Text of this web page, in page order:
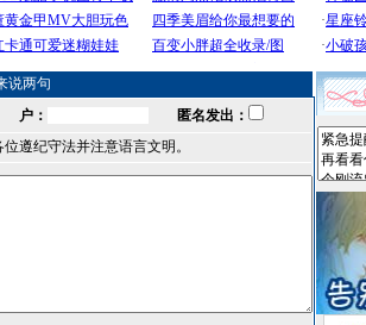
说两句
户：
匿名发出：
位遵纪守法并注意语言文明。